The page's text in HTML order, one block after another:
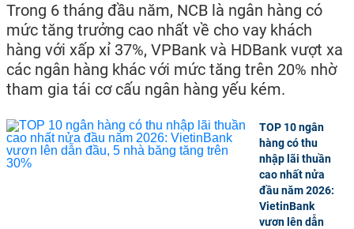
Trong 6 tháng đầu năm, NCB là ngân hàng có
mức tăng trưởng cao nhất về cho vay khách
hàng với xấp xỉ 37%, VPBank và HDBank vượt xa
các ngân hàng khác với mức tăng trên 20% nhờ
tham gia tái cơ cấu ngân hàng yếu kém.
TOP 10 ngân
hàng có thu
nhập lãi thuần
cao nhất nửa
đầu năm 2026:
VietinBank
vươn lên dẫn